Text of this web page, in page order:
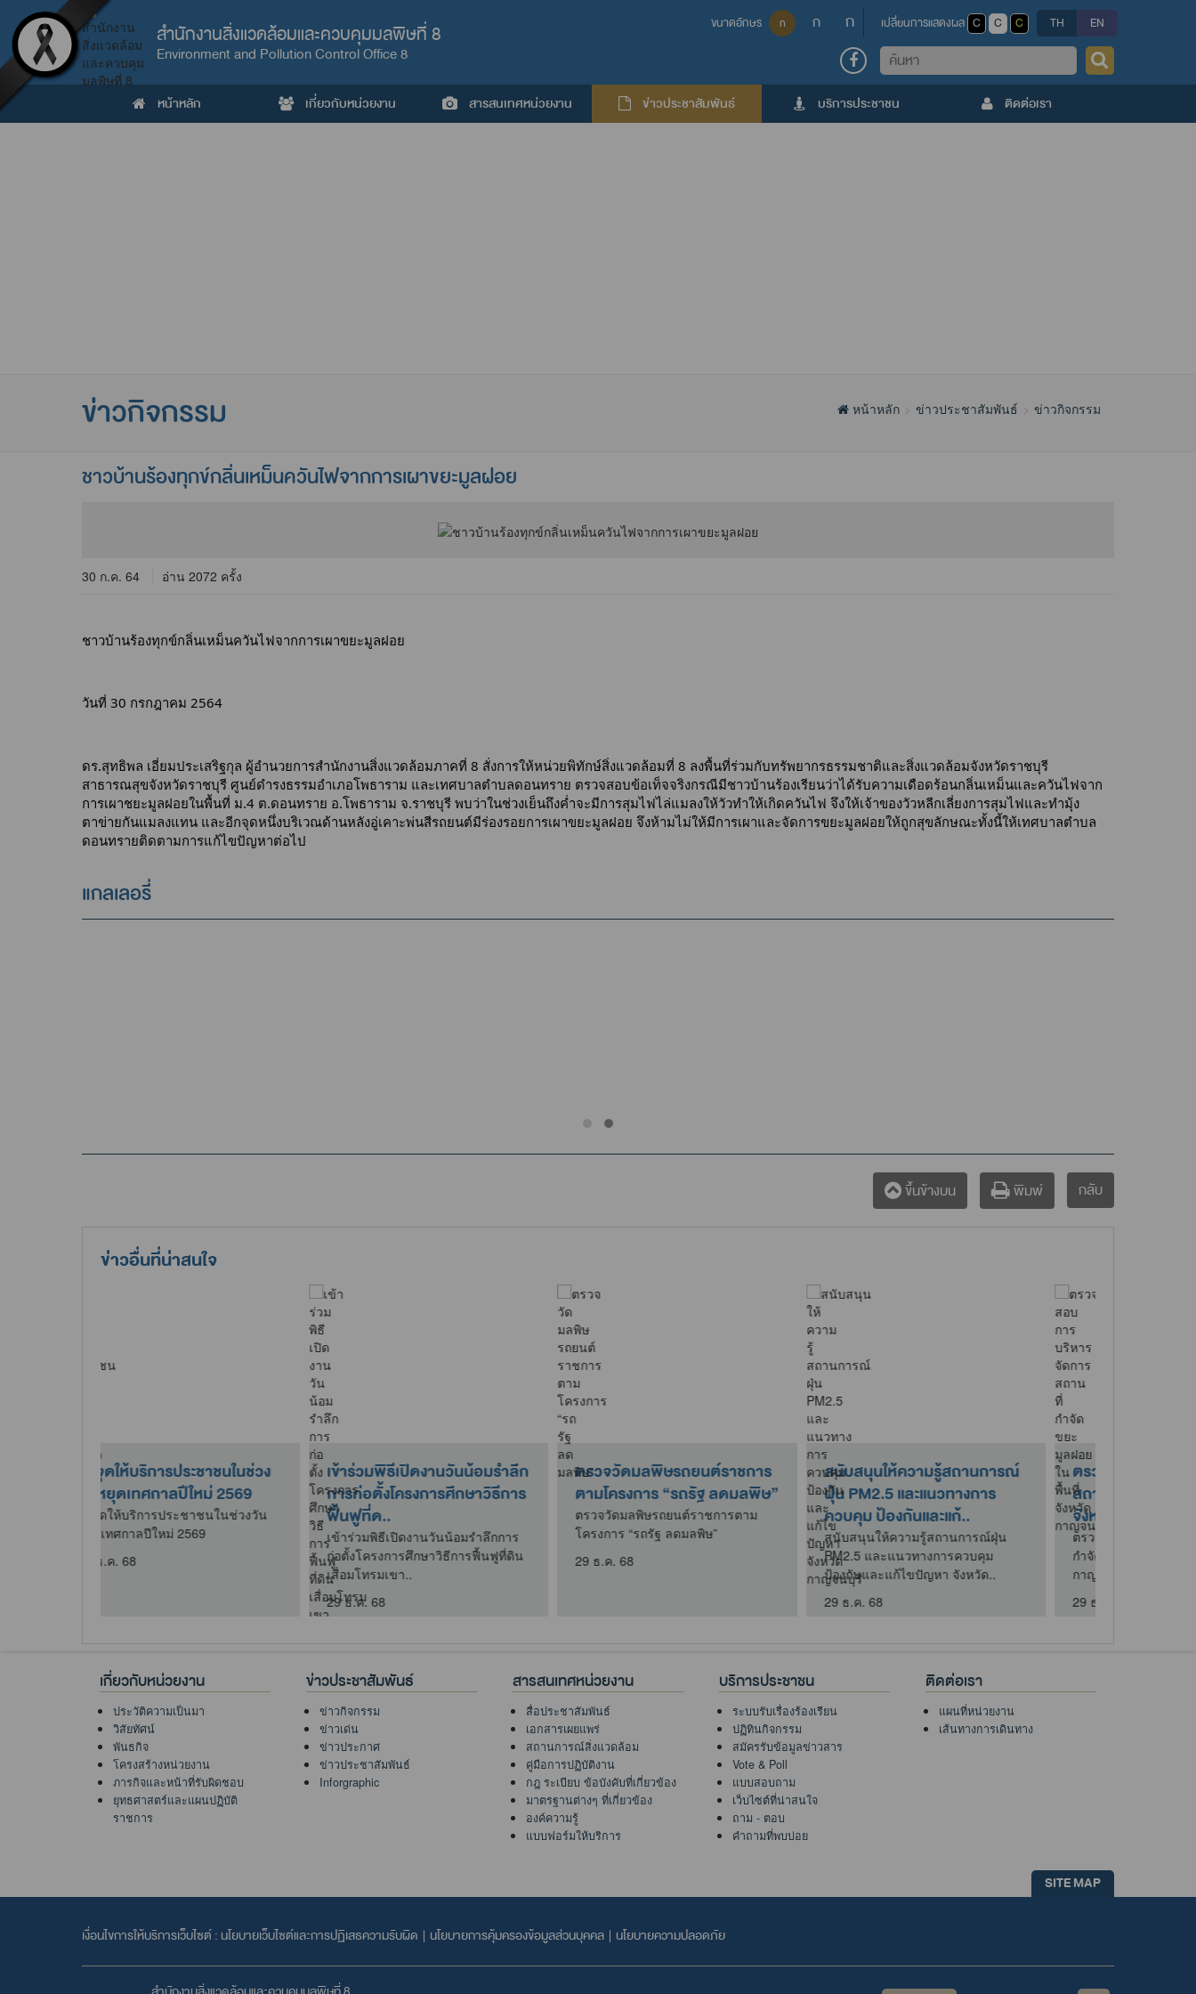
สำนักงานสิ่งแวดล้อมและควบคุมมลพิษที่ 8
Environment and Pollution Control Office 8
ขนาดอักษร ก ก ก เปลี่ยนการแสดงผล C C C TH EN
ค้นหา
หน้าหลัก เกี่ยวกับหน่วยงาน สารสนเทศหน่วยงาน ข่าวประชาสัมพันธ์ บริการประชาชน ติดต่อเรา
ข่าวกิจกรรม หน้าหลัก ข่าวประชาสัมพันธ์ ข่าวกิจกรรม
ชาวบ้านร้องทุกข์กลิ่นเหม็นควันไฟจากการเผาขยะมูลฝอย
30 ก.ค. 64 อ่าน 2072 ครั้ง
ชาวบ้านร้องทุกข์กลิ่นเหม็นควันไฟจากการเผาขยะมูลฝอย
วันที่ 30 กรกฎาคม 2564
ดร.สุทธิพล เอี่ยมประเสริฐกุล ผู้อำนวยการสำนักงานสิ่งแวดล้อมภาคที่ 8 สั่งการให้หน่วยพิทักษ์สิ่งแวดล้อมที่ 8 ลงพื้นที่ร่วมกับทรัพยากรธรรมชาติและสิ่งแวดล้อมจังหวัดราชบุรี
สาธารณสุขจังหวัดราชบุรี ศูนย์ดำรงธรรมอำเภอโพธาราม และเทศบาลตำบลดอนทราย ตรวจสอบข้อเท็จจริงกรณีมีชาวบ้านร้องเรียนว่าได้รับความเดือดร้อนกลิ่นเหม็นและควันไฟจาก
การเผาชยะมูลฝอยในพื้นที่ ม.4 ต.ดอนทราย อ.โพธาราม จ.ราชบุรี พบว่าในช่วงเย็นถึงค่ำจะมีการสุมไฟไล่แมลงให้วัวทำให้เกิดควันไฟ จึงให้เจ้าของวัวหลีกเลี่ยงการสุมไฟและทำมุ้ง
ตาข่ายกันแมลงแทน และอีกจุดหนึ่งบริเวณด้านหลังอู่เคาะพ่นสีรถยนต์มีร่องรอยการเผาขยะมูลฝอย จึงห้ามไม่ให้มีการเผาและจัดการขยะมูลฝอยให้ถูกสุขลักษณะทั้งนี้ให้เทศบาลตำบล
ดอนทรายติดตามการแก้ไขปัญหาต่อไป
แกลเลอรี่
ขึ้นข้างบน พิมพ์ กลับ
ข่าวอื่นที่น่าสนใจ
ตรวจวัดมลพิษรถยนต์ราชการ
ตามโครงการ “รถรัฐ ลดมลพิษ”
ตรวจวัดมลพิษรถยนต์ราชการตาม
โครงการ “รถรัฐ ลดมลพิษ”
29 ธ.ค. 68
สนับสนุนให้ความรู้สถานการณ์
ฝุ่น PM2.5 และแนวทางการ
ควบคุม ป้องกันและแก้..
สนับสนุนให้ความรู้สถานการณ์ฝุ่น
PM2.5 และแนวทางการควบคุม
ป้องกันและแก้ไขปัญหา จังหวัด..
29 ธ.ค. 68
ตรวจสอบการบริหารจัดการ
สถานที่กำจัดขยะมูลฝอยในพื้นที่
จังหวัดกาญจนบุรี
ตรวจสอบการบริหารจัดการสถานที่
กำจัดขยะมูลฝอยในพื้นที่จังหวัด
ตรวจแนะนำการดูแลแหล่งน้ำดิบ
สำหรับผลิตน้ำประปาหมู่บ้าน
ตรวจแนะนำการดูแลแหล่งน้ำดิบ
สำหรับผลิตน้ำประปาหมู่บ้าน
19 ธ.ค. 68
เกี่ยวกับหน่วยงาน
ประวัติความเป็นมา
วิสัยทัศน์
พันธกิจ
โครงสร้างหน่วยงาน
ภารกิจและหน้าที่รับผิดชอบ
ยุทธศาสตร์และแผนปฏิบัติ
ราชการ
ข่าวประชาสัมพันธ์
ข่าวกิจกรรม
ข่าวเด่น
ข่าวประกาศ
ข่าวประชาสัมพันธ์
Inforgraphic
สารสนเทศหน่วยงาน
สื่อประชาสัมพันธ์
เอกสารเผยแพร่
สถานการณ์สิ่งแวดล้อม
คู่มือการปฏิบัติงาน
กฎ ระเบียบ ข้อบังคับที่เกี่ยวข้อง
มาตรฐานต่างๆ ที่เกี่ยวข้อง
องค์ความรู้
แบบฟอร์มให้บริการ
บริการประชาชน
ระบบรับเรื่องร้องเรียน
ปฏิทินกิจกรรม
สมัครรับข้อมูลข่าวสาร
Vote & Poll
แบบสอบถาม
เว็บไซต์ที่น่าสนใจ
ถาม - ตอบ
คำถามที่พบบ่อย
ติดต่อเรา
แผนที่หน่วยงาน
เส้นทางการเดินทาง
SITE MAP
เงื่อนไขการให้บริการเว็บไซต์ : นโยบายเว็บไซต์และการปฏิเสธความรับผิด | นโยบายการคุ้มครองข้อมูลส่วนบุคคล | นโยบายความปลอดภัย